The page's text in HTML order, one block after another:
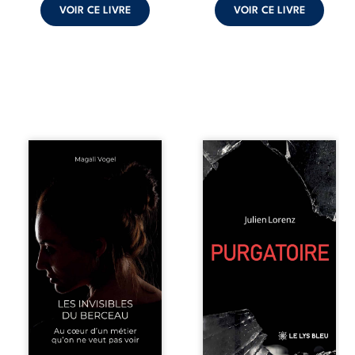
VOIR CE LIVRE VOIR CE LIVRE
Qui prend soin de
celles et ceux
confions nos
enfants ? Derrière
la douceur
apparente des
maisons d’accueil
se joue une réalité
que nul ne
soupçonne :
rémunérations
dérisoires,
solitude,
épuisement,
Vingt années
d’écriture, de
blessures,
d’émotions et de
pensées se
rencontrent dans
profondément
intime. Entre
poèmes bruts,
pamphlets et
réflexions
philosophiques,